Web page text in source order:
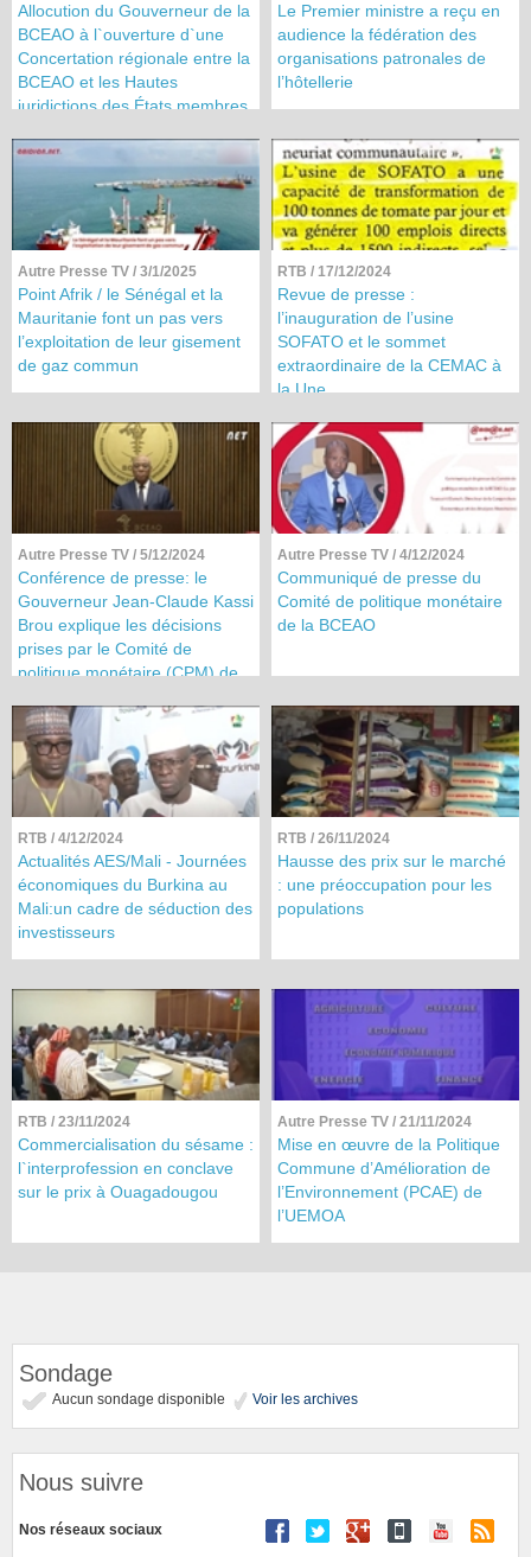
Allocution du Gouverneur de la
BCEAO à l`ouverture d`une
Concertation régionale entre la
BCEAO et les Hautes
juridictions des États membres
Africaine (UMOA)
Le Premier ministre a reçu en
audience la fédération des
organisations patronales de
l’hôtellerie
Autre Presse TV / 3/1/2025
Point Afrik / le Sénégal et la
Mauritanie font un pas vers
l’exploitation de leur gisement
de gaz commun
RTB / 17/12/2024
Revue de presse :
l’inauguration de l’usine
SOFATO et le sommet
extraordinaire de la CEMAC à
la Une
Autre Presse TV / 5/12/2024
Conférence de presse: le
Gouverneur Jean-Claude Kassi
Brou explique les décisions
prises par le Comité de
politique monétaire (CPM) de
Autre Presse TV / 4/12/2024
Communiqué de presse du
Comité de politique monétaire
de la BCEAO
RTB / 4/12/2024
Actualités AES/Mali - Journées
économiques du Burkina au
Mali:un cadre de séduction des
investisseurs
RTB / 26/11/2024
Hausse des prix sur le marché
: une préoccupation pour les
populations
RTB / 23/11/2024
Commercialisation du sésame :
l`interprofession en conclave
sur le prix à Ouagadougou
Autre Presse TV / 21/11/2024
Mise en œuvre de la Politique
Commune d’Amélioration de
l’Environnement (PCAE) de
l’UEMOA
Sondage
Aucun sondage disponible Voir les archives
Nous suivre
Nos réseaux sociaux